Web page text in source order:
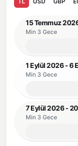
15 Temmuz
Min 3 Gece
1 Eylül 2026 - 6
Min 3 Gece
7 Eylül 2026 -
Min 3 Gece